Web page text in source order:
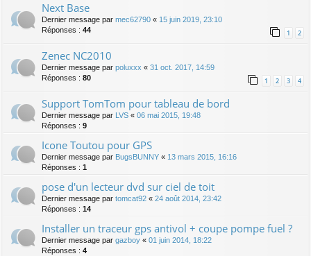
Next Base
Dernier message par mec62790 « 15 juin 2019, 23:10
Réponses : 44 1 2
Zenec NC2010
Dernier message par poluxxx « 31 oct. 2017, 14:59
Réponses : 80 1 2 3 4
Support TomTom pour tableau de bord
Dernier message par LVS « 06 mai 2015, 19:48
Réponses : 9
Icone Toutou pour GPS
Dernier message par BugsBUNNY « 13 mars 2015, 16:16
Réponses : 1
pose d'un lecteur dvd sur ciel de toit
Dernier message par tomcat92 « 24 août 2014, 23:42
Réponses : 14
Installer un traceur gps antivol + coupe pompe fuel ?
Dernier message par gazboy « 01 juin 2014, 18:22
Réponses : 4